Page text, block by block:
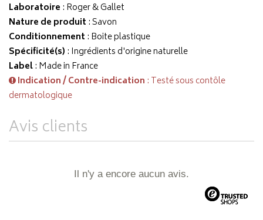
Laboratoire : Roger & Gallet
Nature de produit : Savon
Conditionnement : Boite plastique
Spécificité(s) : Ingrédients d'origine naturelle
Label: Made in France
Indication / Contre-indication : Testé sous contôle
dermatologique
Avis clients
Il n'y a encore aucun avis.